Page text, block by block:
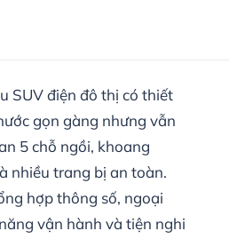
SUV điện đô thị có thiết
gọn gàng nhưng vẫn
5 chỗ ngồi, khoang
nhiều trang bị an toàn.
hợp thông số, ngoại
vận hành và tiện nghi